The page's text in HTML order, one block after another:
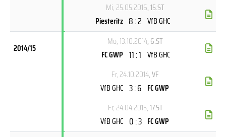
Mi, 25.05.2016, 15.ST
Piesteritz 8 : 2 VfB GHC
2014/15
Mo, 13.10.2014, 6.ST
FC GWP 11 : 1 VfB GHC
Fr, 24.10.2014, VF
VfB GHC 3 : 6 FC GWP
Fr, 24.04.2015, 17.ST
VfB GHC 0 : 3 FC GWP